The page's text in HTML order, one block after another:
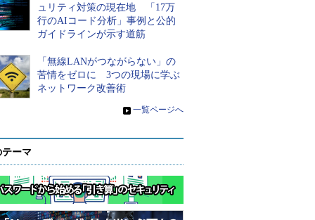
ュリティ対策の現在地 「17万
行のAIコード分析」事例と公的
ガイドラインが示す道筋
「無線LANがつながらない」の
苦情をゼロに 3つの現場に学ぶ
ネットワーク改善術
» 一覧ページへ
ーマ